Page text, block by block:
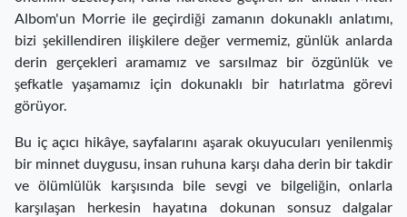
Albom'un Morrie ile geçirdiği zamanın dokunaklı anlatımı,
bizi şekillendiren ilişkilere değer vermemiz, günlük anlarda
derin gerçekleri aramamız ve sarsılmaz bir özgünlük ve
şefkatle yaşamamız için dokunaklı bir hatırlatma görevi
görüyor.
Bu iç açıcı hikâye, sayfalarını aşarak okuyucuları yenilenmiş
bir minnet duygusu, insan ruhuna karşı daha derin bir takdir
ve ölümlülük karşısında bile sevgi ve bilgeliğin, onlarla
karşılaşan herkesin hayatına dokunan sonsuz dalgalar